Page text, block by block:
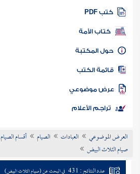
كتب PDF
كتاب الأمة
المكتبة
الكتب
موضوعي
تراجم الأعلام
العرض الموضوعي العبادات الصيام أقسام الصيام
صيام الثلاث البيض
عدد النتائج : 431 في البحث عن (صيام الثلاث البيض)